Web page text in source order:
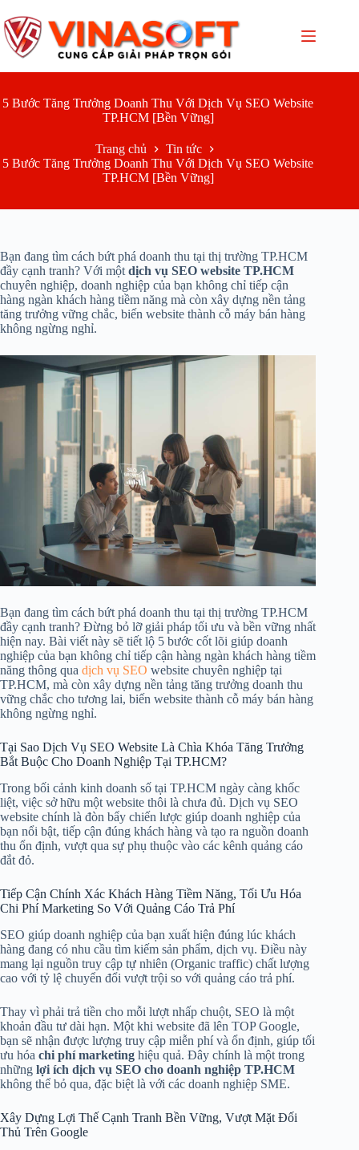
đến
phần
nội
5 Bước Tăng Trưởng Doanh Thu Với Dịch Vụ SEO Website
TP.HCM [Bền Vững]
Trang chủ
Tin tức
5 Bước Tăng Trưởng Doanh Thu Với Dịch Vụ SEO Website
TP.HCM [Bền Vững]
Bạn đang tìm cách bứt phá doanh thu tại thị trường TP.HCM
đầy cạnh tranh? Với một dịch vụ SEO website TP.HCM
chuyên nghiệp, doanh nghiệp của bạn không chỉ tiếp cận
hàng ngàn khách hàng tiềm năng mà còn xây dựng nền tảng
tăng trưởng vững chắc, biến website thành cỗ máy bán hàng
không ngừng nghỉ.
Bạn đang tìm cách bứt phá doanh thu tại thị trường TP.HCM
đầy cạnh tranh? Đừng bỏ lỡ giải pháp tối ưu và bền vững nhất
hiện nay. Bài viết này sẽ tiết lộ 5 bước cốt lõi giúp doanh
nghiệp của bạn không chỉ tiếp cận hàng ngàn khách hàng tiềm
năng thông qua dịch vụ SEO website chuyên nghiệp tại
TP.HCM, mà còn xây dựng nền tảng tăng trưởng doanh thu
vững chắc cho tương lai, biến website thành cỗ máy bán hàng
không ngừng nghỉ.
Tại Sao Dịch Vụ SEO Website Là Chìa Khóa Tăng Trưởng
Bắt Buộc Cho Doanh Nghiệp Tại TP.HCM?
Trong bối cảnh kinh doanh số tại TP.HCM ngày càng khốc
liệt, việc sở hữu một website thôi là chưa đủ. Dịch vụ SEO
website chính là đòn bẩy chiến lược giúp doanh nghiệp của
bạn nổi bật, tiếp cận đúng khách hàng và tạo ra nguồn doanh
thu ổn định, vượt qua sự phụ thuộc vào các kênh quảng cáo
đắt đỏ.
Tiếp Cận Chính Xác Khách Hàng Tiềm Năng, Tối Ưu Hóa
Chi Phí Marketing So Với Quảng Cáo Trả Phí
SEO giúp doanh nghiệp của bạn xuất hiện đúng lúc khách
hàng đang có nhu cầu tìm kiếm sản phẩm, dịch vụ. Điều này
mang lại nguồn truy cập tự nhiên (Organic traffic) chất lượng
cao với tỷ lệ chuyển đổi vượt trội so với quảng cáo trả phí.
Thay vì phải trả tiền cho mỗi lượt nhấp chuột, SEO là một
khoản đầu tư dài hạn. Một khi website đã lên TOP Google,
bạn sẽ nhận được lượng truy cập miễn phí và ổn định, giúp tối
ưu hóa chi phí marketing hiệu quả. Đây chính là một trong
những lợi ích dịch vụ SEO cho doanh nghiệp TP.HCM
không thể bỏ qua, đặc biệt là với các doanh nghiệp SME.
Xây Dựng Lợi Thế Cạnh Tranh Bền Vững, Vượt Mặt Đối
Thủ Trên Google